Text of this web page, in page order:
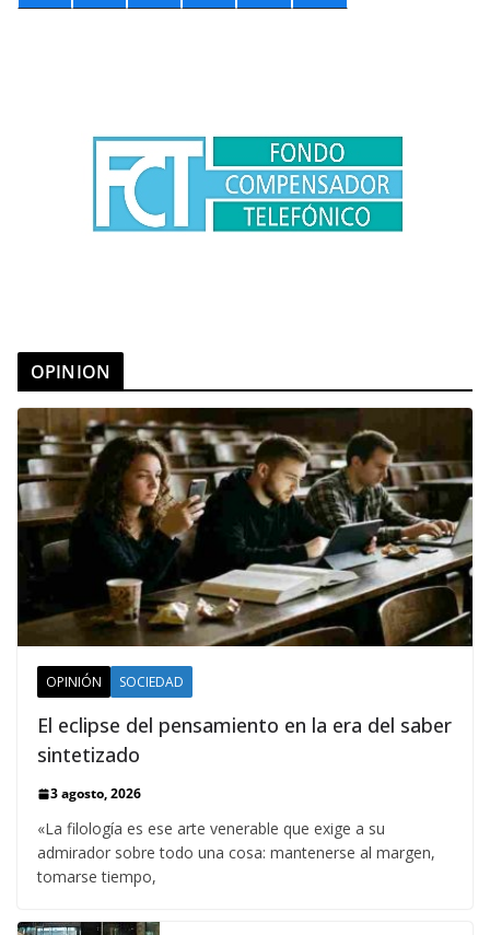
OPINION
OPINIÓN SOCIEDAD
El eclipse del pensamiento en la era del saber
sintetizado
3 agosto, 2026
«La filología es ese arte venerable que exige a su
admirador sobre todo una cosa: mantenerse al margen,
tomarse tiempo,